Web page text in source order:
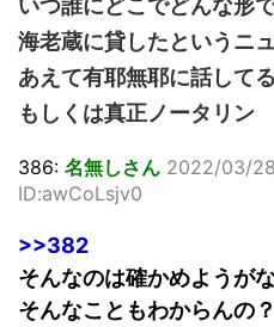
海老蔵に貸したというニ
あえて有耶無耶に話して
もしくは真正ノータリン
386: 名無しさん 2022/03/
ID:awCoLsjv0
>>382
そんなのは確かめようが
そんなこともわからんの？